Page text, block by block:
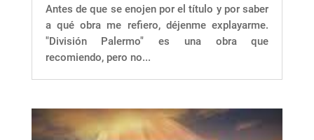
Antes de que se enojen por el título y por saber
a qué obra me refiero, déjenme explayarme.
"División Palermo" es una obra que
recomiendo, pero no...